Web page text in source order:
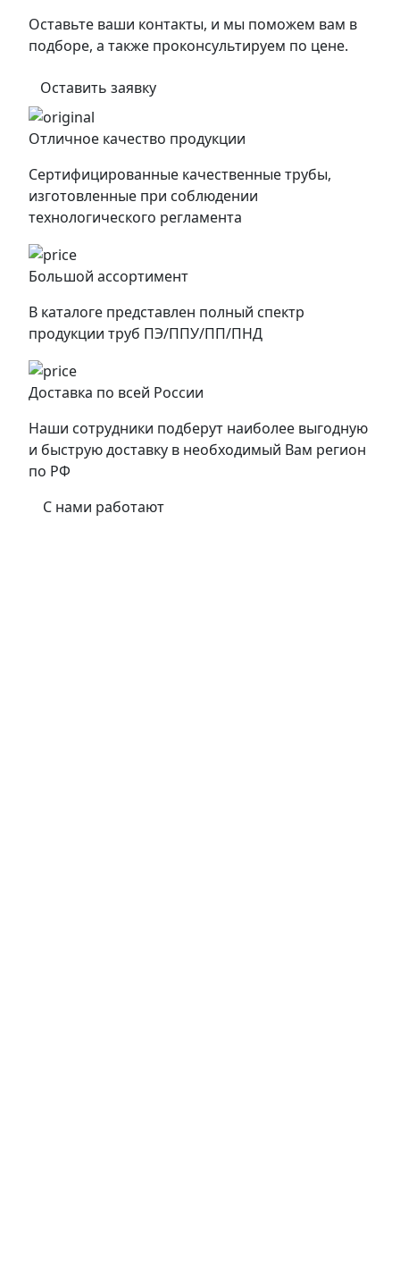
Оставьте ваши контакты, и мы поможем вам в
подборе, а также проконсультируем по цене.
Оставить заявку
Отличное качество продукции
Сертифицированные качественные трубы,
изготовленные при соблюдении
технологического регламента
Большой ассортимент
В каталоге представлен полный спектр
продукции труб ПЭ/ППУ/ПП/ПНД
Доставка по всей России
Наши сотрудники подберут наиболее выгодную
и быструю доставку в необходимый Вам регион
по РФ
С нами работают